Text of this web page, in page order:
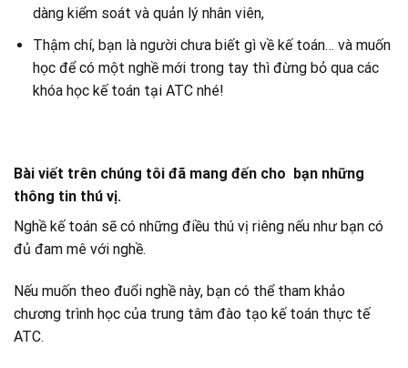
dàng kiểm soát và quản lý nhân viên,
Thậm chí, bạn là người chưa biết gì về kế toán… và muốn
học để có một nghề mới trong tay thì đừng bỏ qua các
khóa học kế toán tại ATC nhé!
Bài viết trên chúng tôi đã mang đến cho bạn những
thông tin thú vị.
Nghề kế toán sẽ có những điều thú vị riêng nếu như bạn có
đủ đam mê với nghề.
Nếu muốn theo đuổi nghề này, bạn có thể tham khảo
chương trình học của trung tâm đào tạo kế toán thực tế
ATC.